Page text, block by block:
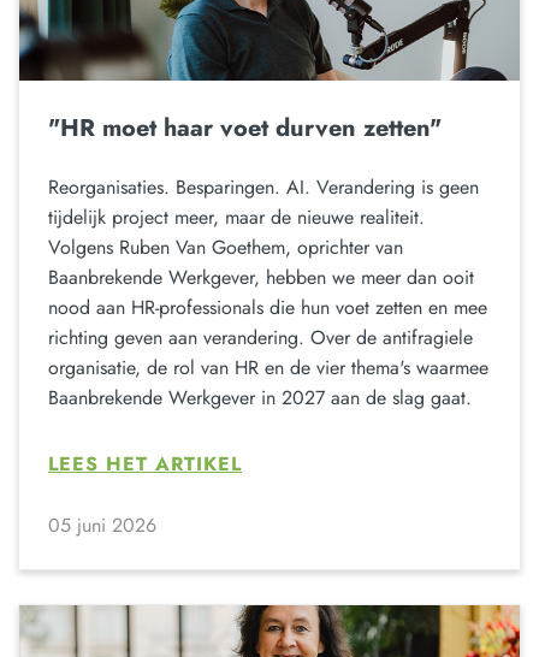
"HR moet haar voet durven zetten"
Reorganisaties. Besparingen. AI. Verandering is geen
tijdelijk project meer, maar de nieuwe realiteit.
Volgens Ruben Van Goethem, oprichter van
Baanbrekende Werkgever, hebben we meer dan ooit
nood aan HR-professionals die hun voet zetten en mee
richting geven aan verandering. Over de antifragiele
organisatie, de rol van HR en de vier thema's waarmee
Baanbrekende Werkgever in 2027 aan de slag gaat.
LEES HET ARTIKEL
05 juni 2026